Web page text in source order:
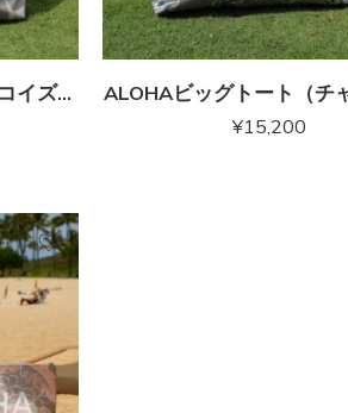
ALOHAビッグトート（ターコイズブルー） ALOHAビッグトート（チ
¥15,200